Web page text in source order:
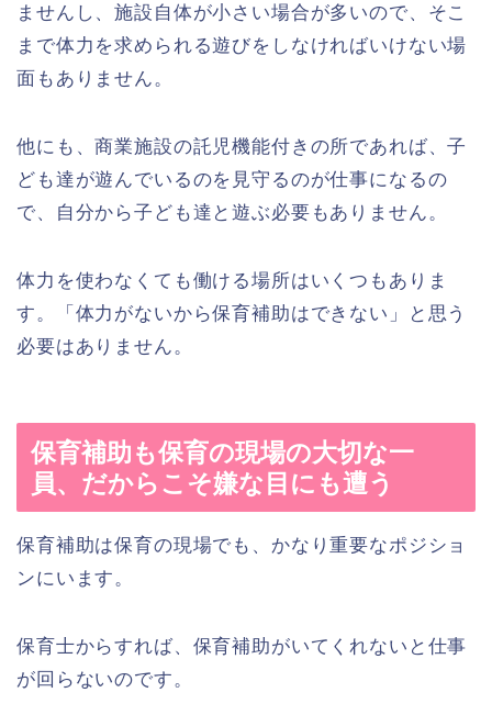
ませんし、施設自体が小さい場合が多いので、そこ
まで体力を求められる遊びをしなければいけない場
面もありません。
他にも、商業施設の託児機能付きの所であれば、子
ども達が遊んでいるのを見守るのが仕事になるの
で、自分から子ども達と遊ぶ必要もありません。
体力を使わなくても働ける場所はいくつもありま
す。「体力がないから保育補助はできない」と思う
必要はありません。
保育補助も保育の現場の大切な一
員、だからこそ嫌な目にも遭う
保育補助は保育の現場でも、かなり重要なポジショ
ンにいます。
保育士からすれば、保育補助がいてくれないと仕事
が回らないのです。